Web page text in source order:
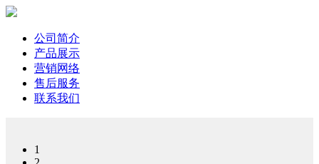
公司简介
产品展示
营销网络
售后服务
联系我们
1